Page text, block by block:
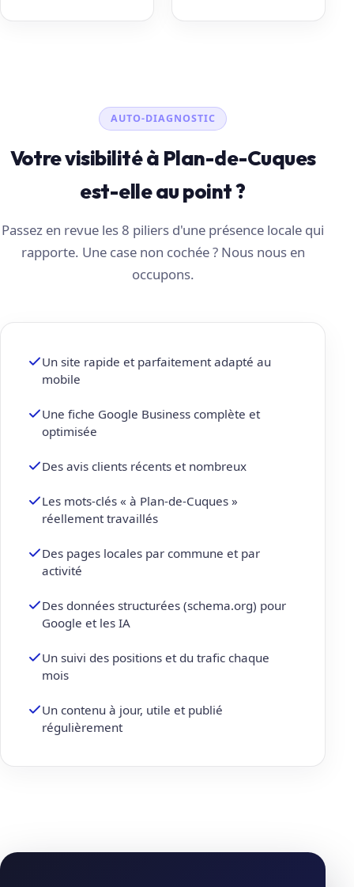
AUTO-DIAGNOSTIC
Votre visibilité à Plan-de-Cuques
est-elle au point ?
Passez en revue les 8 piliers d'une présence locale qui
rapporte. Une case non cochée ? Nous nous en
occupons.
Un site rapide et parfaitement adapté au
mobile
Une fiche Google Business complète et
optimisée
Des avis clients récents et nombreux
Les mots-clés « à Plan-de-Cuques »
réellement travaillés
Des pages locales par commune et par
activité
Des données structurées (schema.org) pour
Google et les IA
Un suivi des positions et du trafic chaque
mois
Un contenu à jour, utile et publié
régulièrement